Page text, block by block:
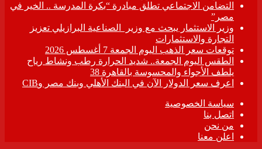
التضامن الاجتماعي تطلق مبادرة “بكرة المدرسة .. الخير في
مصر”
وزير الاستثمار يبحث مع وزير الصناعية البرازيلي تعزيز
التجارة والاستثمارات
توقعات سعر الذهب اليوم الجمعة 7 أغسطس 2026
الطقس اليوم الجمعة.. شديد الحرارة رطب ونشاط رياح
يلطف الأجواء والمحسوسة بالقاهرة 38
اعرف سعر الدولار الآن في البنك الأهلي وبنك مصر وCIB
سياسة الخصوصية
اتصل بنا
من نحن
اعلن معنا